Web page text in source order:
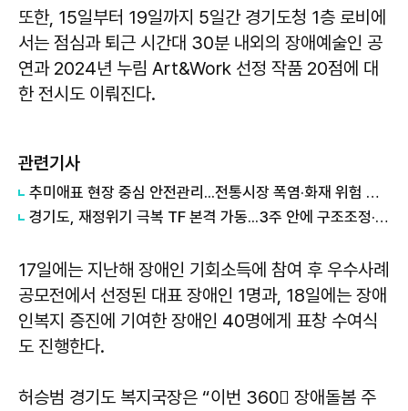
또한, 15일부터 19일까지 5일간 경기도청 1층 로비에
서는 점심과 퇴근 시간대 30분 내외의 장애예술인 공
연과 2024년 누림 Art&Work 선정 작품 20점에 대
한 전시도 이뤄진다.
관련기사
추미애표 현장 중심 안전관리...전통시장 폭염·화재 위험 선제 대응 나선 경기도
경기도, 재정위기 극복 TF 본격 가동...3주 안에 구조조정·세입개혁 해법 마련
17일에는 지난해 장애인 기회소득에 참여 후 우수사례
공모전에서 선정된 대표 장애인 1명과, 18일에는 장애
인복지 증진에 기여한 장애인 40명에게 표창 수여식
도 진행한다.
허승범 경기도 복지국장은 “이번 360〬 장애돌봄 주